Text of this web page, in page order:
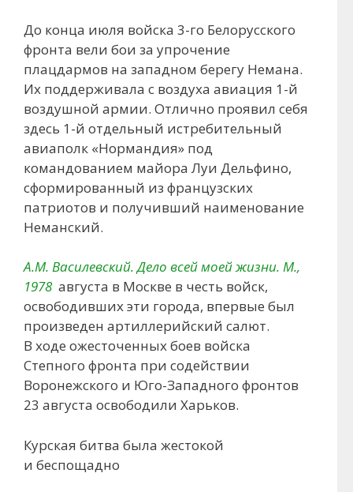
До конца июля войска 3-го Белорусского
фронта вели бои за упрочение
плацдармов на западном берегу Немана.
Их поддерживала с воздуха авиация 1-й
воздушной армии. Отлично проявил себя
здесь 1-й отдельный истребительный
авиаполк «Нормандия» под
командованием майора Луи Дельфино,
сформированный из французских
патриотов и получивший наименование
Неманский.
А.М. Василевский. Дело всей моей жизни. М.,
1978 августа в Москве в честь войск,
освободивших эти города, впервые был
произведен артиллерийский салют.
В ходе ожесточенных боев войска
Степного фронта при содействии
Воронежского и Юго-Западного фронтов
23 августа освободили Харьков.
Курская битва была жестокой
и беспощадно